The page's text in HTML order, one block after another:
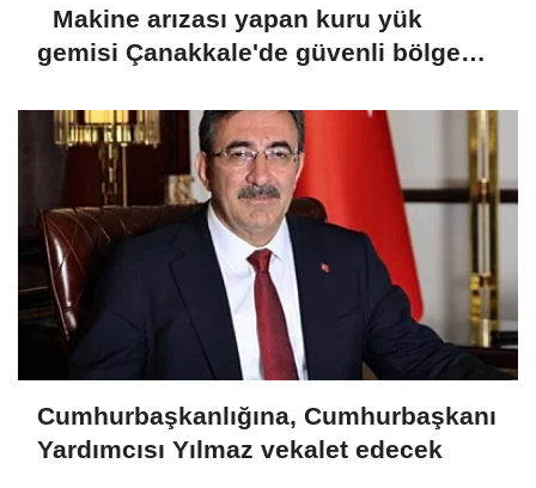
Makine arızası yapan kuru yük
gemisi Çanakkale'de güvenli bölgeye
Cumhurbaşkanlığına, Cumhurbaşkanı
Yardımcısı Yılmaz vekalet edecek